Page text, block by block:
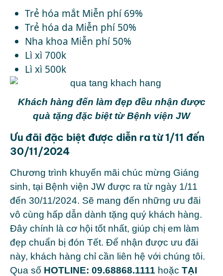
Trẻ hóa mắt Miễn phí 69%
Trẻ hóa da Miễn phí 50%
Nha khoa Miễn phí 50%
Lì xì 700k
Lì xì 500k
Khách hàng đến làm đẹp đều nhận được
quà tặng đặc biệt từ Bệnh viện JW
Ưu đãi đặc biệt được diễn ra từ 1/11 đến
30/11/2024
Chương trình khuyến mãi chúc mừng Giáng
sinh, tại Bệnh viện JW được ra từ ngày 1/11
đến 30/11/2024. Sẽ mang đến những ưu đãi
vô cùng hấp dẫn dành tặng quý khách hàng.
Đây chính là cơ hội tốt nhất, giúp chị em làm
đẹp chuẩn bị đón Tết. Để nhận được ưu đãi
này, khách hàng chỉ cần liên hệ với chúng tôi.
Qua số HOTLINE: 09.68868.1111 hoặc TẠI